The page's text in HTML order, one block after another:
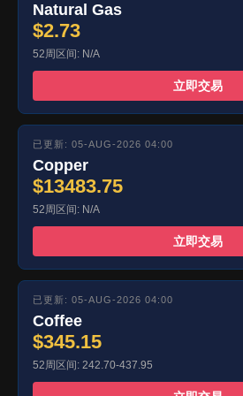
Natural Gas
$2.73
52周区间: N/A
立即交易
已更新: 05-AUG-2026 04:00
Copper
$13483.75
52周区间: N/A
立即交易
已更新: 05-AUG-2026 04:00
Coffee
$345.15
52周区间: 242.70-437.95